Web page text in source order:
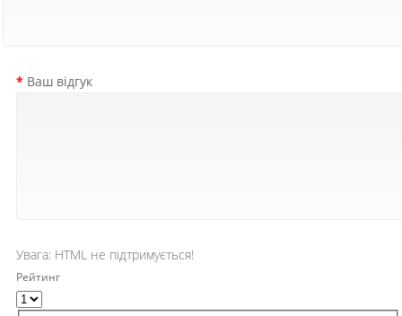
Ваш відгук
Увага: HTML не підтримується!
Рейтинг